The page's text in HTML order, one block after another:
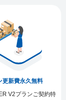
更新費永久無料
V2プランご契約特